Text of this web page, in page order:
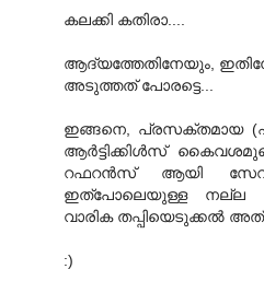
കലക്കി കതിരാ....
ആദ്യത്തേതിനേയും,
അടുത്തത് പോരട്ടെ...
ഇങ്ങനെ, പ്രസക്തമായ
ആര്‍ട്ടിക്കിള്‍സ്
റഫറന്‍സ് ആയി സേവ്
ഇത്പോലെയുള്ള നല്ല
വാരിക തപ്പിയെടുക്കല്‍
:)